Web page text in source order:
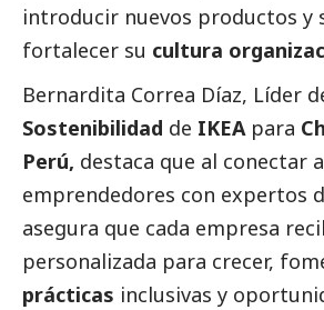
introducir nuevos productos y
fortalecer su cultura
Bernardita Correa Díaz, Líder
Sostenibilidad de IKEApara
Perú, destaca que al conectar
emprendedores con expertos
asegura que cada empresa
personalizada para crecer,
prácticas inclusivas y